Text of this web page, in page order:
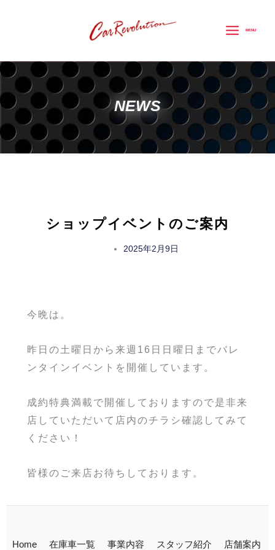
キ
プ
MENU
NEWS
ショップイベントのご案内
2025年2月9日
今晩は。
昨日の土曜日から来週16日日曜日までバレ
ンタインイベントを開催しています。
成約特典満載で開催しておりますので是非来
店していただいて店内のチラシ確認してみて
ください！
皆様のご来店お待ちしております。
Home 在庫車一覧 事業内容 スタッフ紹介 店舗案内